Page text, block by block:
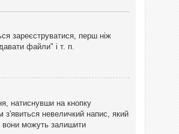
зареєструватися, перш ніж
файли" і т. п.
натиснувши на кнопку
з'явиться невеличкий напис, який
вони можуть залишити